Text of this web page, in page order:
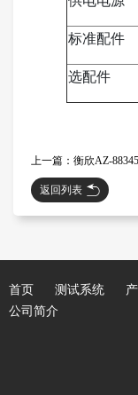
标准配件
选配件
上一篇：衡欣AZ-
返回列表
首页 测试系统
公司简介